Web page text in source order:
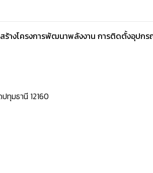
งโครงการพัฒนาพลังงาน การติดตั้งอุปกร
ทุมธานี 12160